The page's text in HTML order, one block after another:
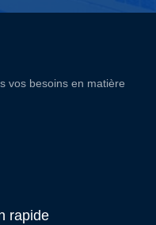
vos besoins en matière
rapide